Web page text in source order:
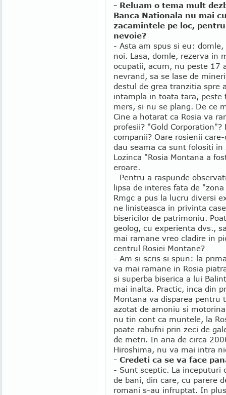
- Reluam o tema mult
Banca Nationala nu mai
zacamintele pe loc,
nevoie?
- Asta am spus si eu:
noi. Lasa, domle, rezerva in
ocupatii, acum, nu peste 17
nevrand, sa se lase de
destul de grea tranzitia spre
intampla in toata tara, peste
mers, si nu se plang. De ce
Cine a hotarat ca Rosia va
profesii? "Gold
companii? Oare rosienii
dau seama ca sunt folositi
Lozinca "Rosia Montana a
eroare.
- Pentru a raspunde
lipsa de interes fata de
Rmgc a pus la lucru diversi
ne linisteasca in privinta
bisericilor de patrimoniu.
geolog, cu experienta dvs.,
mai ramane vreo cladire in
centrul Rosiei Montane?
- Am si scris si spun: la
va mai ramane in Rosia
si superba biserica a lui
mai inalta. Practic, inca din
Montana va disparea pentru
azotat de amoniu si
nu tin cont ca muntele, la
poate rabufni prin zeci de
de metri. In aria de circa
Hiroshima, nu va mai intra
- Credeti ca se va face
- Sunt sceptic. La inceputuri
de bani, din care, cu parere
romani s-au infruptat. In